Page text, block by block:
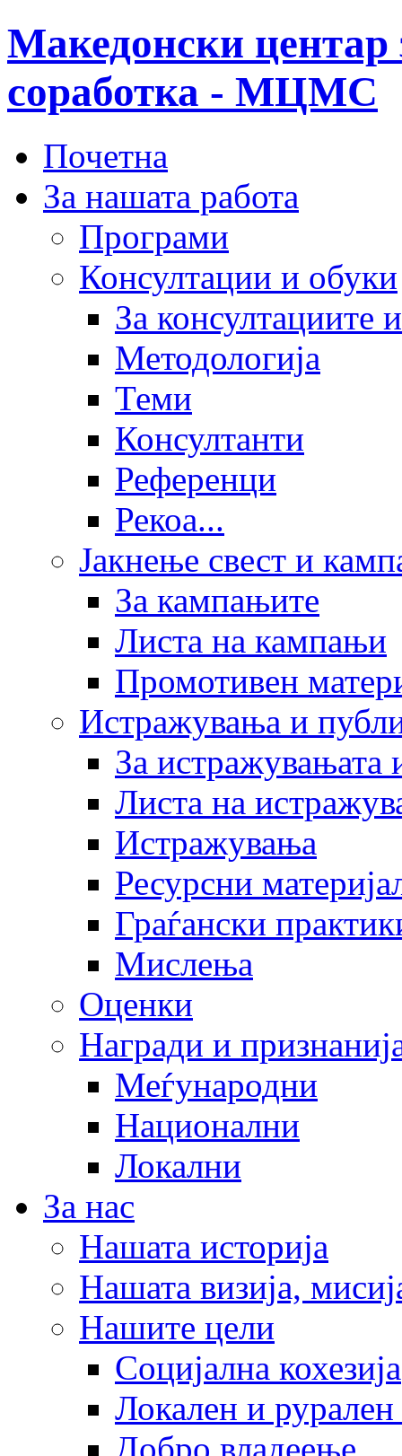
Македонски центар
соработка - МЦМС
Почетна
За нашата работа
Програми
Консултации и обуки
За консултациите
Методологија
Теми
Консултанти
Референци
Рекоа...
Јакнење свест и
За кампањите
Листа на кампањи
Промотивен
Истражувања и
За истражувањата
Листа на
Истражувања
Ресурсни
Граѓански
Мислења
Оценки
Награди и
Меѓународни
Национални
Локални
За нас
Нашата историја
Нашата визија,
Нашите цели
Социјална кохезија
Локален и рурален
Добро владеење